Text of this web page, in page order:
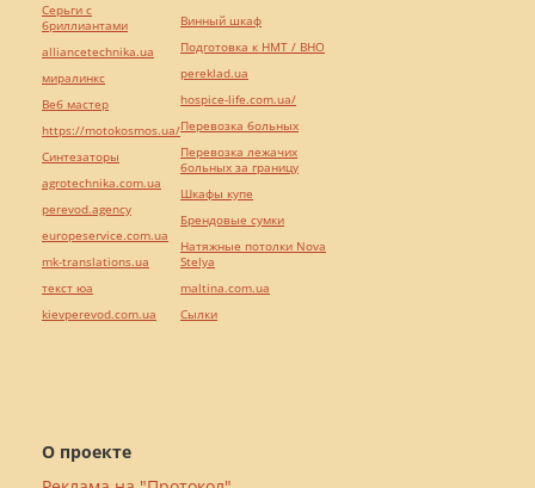
О проекте
Серьги с
бриллиантами
alliancetechnika.ua
миралинкс
Веб мастер
https://motokosmos.ua/
Синтезаторы
agrotechnika.com.ua
perevod.agency
europeservice.com.ua
mk-translations.ua
текст юа
kievperevod.com.ua
Винный шкаф
Подготовка к НМТ / ВНО
pereklad.ua
hospice-life.com.ua/
Перевозка больных
Перевозка лежачих
больных за границу
Шкафы купе
Брендовые сумки
Натяжные потолки Nova
Stelya
maltina.com.ua
Cылки